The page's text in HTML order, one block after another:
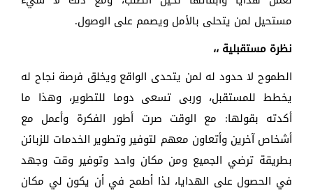
مستحيل لمن يتحلى بالأمل ويصمم على الوصول.
نظرة مستقبلية ،،
الطموح لا حدود له لمن يتحدى الواقع ويخلق فرصة نجاح له
يخطط للمستقبل، وربى تسعى دوما للتطوير، وهذا ما
أكدته بقولها: مع الوقت صرت أطور الفكرة وأعمل مع
أشخاص آخرين وأتعاون معهم لتوفير وتطوير الخدمات للزبائن
بطريقة ترضي الجميع ومن مكان واحد وتوفير وقت وجهد
في الحصول على الهدايا، لذا أطمح في أن يكون لي مكان